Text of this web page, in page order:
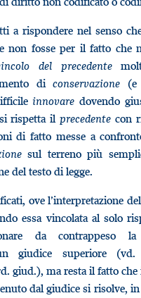
a rispondere nel senso
non fosse per il fatto che
del precedente
diconservazione (e
innovare dovendo
rispetta ilprecedente con
di fatto messe a
sul terreno più
del testo di legge.
ove l’interpretazione
essa vincolata al solo
da contrappeso la
giudice superiore (vd.
giud.), ma resta il fatto
dal giudice si risolve,